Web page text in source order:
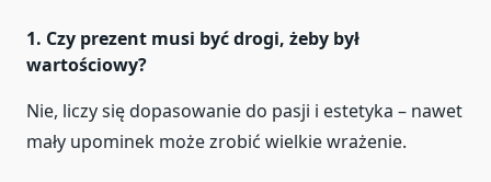
1. Czy prezent musi być drogi, żeby był
wartościowy?
Nie, liczy się dopasowanie do pasji i estetyka – nawet
mały upominek może zrobić wielkie wrażenie.